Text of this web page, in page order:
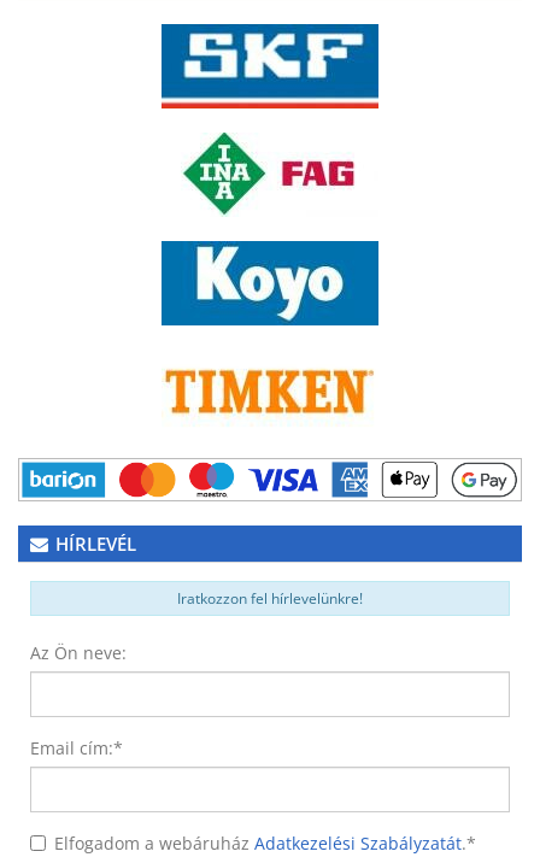
HÍRLEVÉL
Iratkozzon fel hírlevelünkre!
Az Ön neve:
Email cím:*
Elfogadom a webáruház Adatkezelési Szabályzatát.*